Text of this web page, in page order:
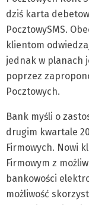
dziś karta
PocztowySMS.
klientom
jednak w planach
poprzez
Pocztowych.
Bank myśli o
drugim kwartale
Firmowych. Nowi
Firmowym z
bankowości
możliwość